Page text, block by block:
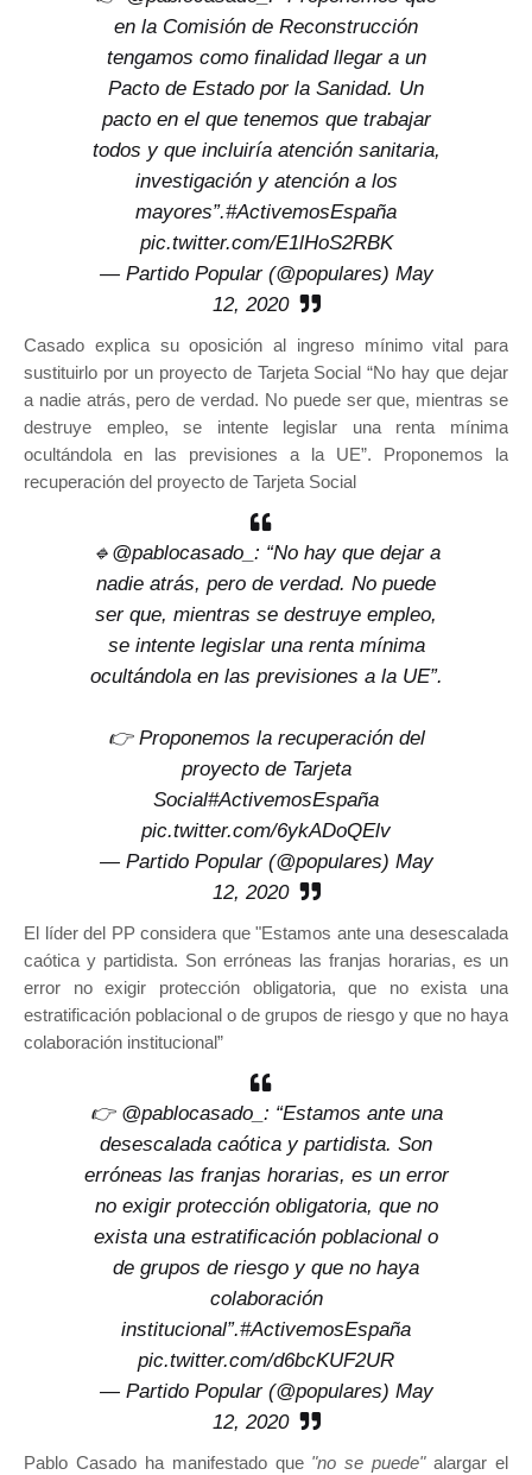
en la Comisión de Reconstrucción
tengamos como finalidad llegar a un
Pacto de Estado por la Sanidad. Un
pacto en el que tenemos que trabajar
todos y que incluiría atención sanitaria,
investigación y atención a los
mayores”.#ActivemosEspaña
pic.twitter.com/E1lHoS2RBK
— Partido Popular (@populares) May
12, 2020
Casado explica su oposición al ingreso mínimo vital para
sustituirlo por un proyecto de Tarjeta Social “No hay que dejar
a nadie atrás, pero de verdad. No puede ser que, mientras se
destruye empleo, se intente legislar una renta mínima
ocultándola en las previsiones a la UE”. Proponemos la
recuperación del proyecto de Tarjeta Social
🔹 @pablocasado_ : “No hay que dejar a
nadie atrás, pero de verdad. No puede
ser que, mientras se destruye empleo,
se intente legislar una renta mínima
ocultándola en las previsiones a la UE”.
👉 Proponemos la recuperación del
proyecto de Tarjeta
Social#ActivemosEspaña
pic.twitter.com/6ykADoQElv
— Partido Popular (@populares) May
12, 2020
El líder del PP considera que "Estamos ante una desescalada
caótica y partidista. Son erróneas las franjas horarias, es un
error no exigir protección obligatoria, que no exista una
estratificación poblacional o de grupos de riesgo y que no haya
colaboración institucional”
👉 @pablocasado_ : “Estamos ante una
desescalada caótica y partidista. Son
erróneas las franjas horarias, es un error
no exigir protección obligatoria, que no
exista una estratificación poblacional o
de grupos de riesgo y que no haya
colaboración
institucional”.#ActivemosEspaña
pic.twitter.com/d6bcKUF2UR
— Partido Popular (@populares) May
12, 2020
Pablo Casado ha manifestado que "no se puede"alargar el